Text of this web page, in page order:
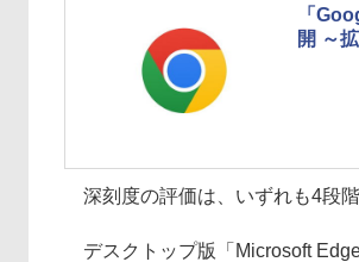
「
開 ～
深刻度の評価は、いずれも4段
デスクトップ版「Microsoft